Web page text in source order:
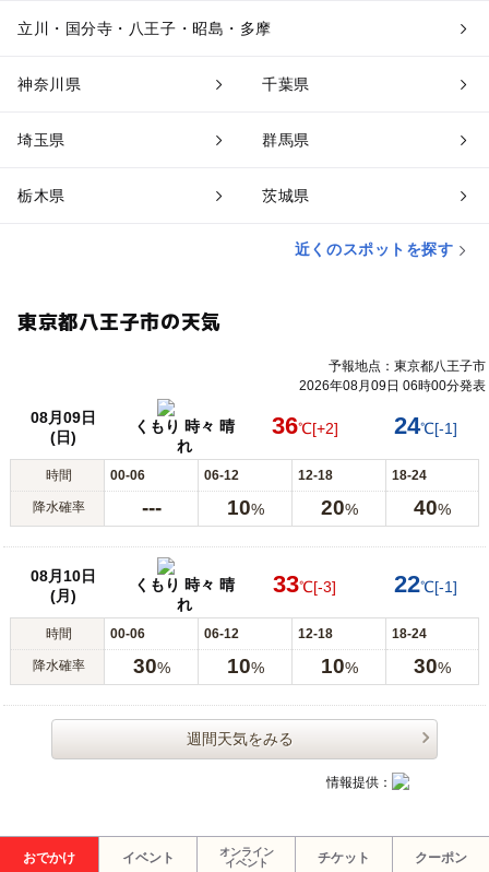
立川・国分寺・八王子・昭島・多摩
神奈川県 千葉県
埼玉県 群馬県
栃木県 茨城県
近くのスポットを探す
東京都八王子市の天気
予報地点：東京都八王子市
2026年08月09日 06時00分発表
08月09日
(日)
くもり 時々 晴
れ
36℃[+2] 24℃[-1]
時間 00-06 06-12 12-18 18-24
降水確率 --- 10% 20% 40%
08月10日
(月)
くもり 時々 晴
れ
33℃[-3] 22℃[-1]
時間 00-06 06-12 12-18 18-24
降水確率 30% 10% 10% 30%
週間天気をみる
情報提供：
おでかけ イベント
オンライン
イベント
チケット クーポン